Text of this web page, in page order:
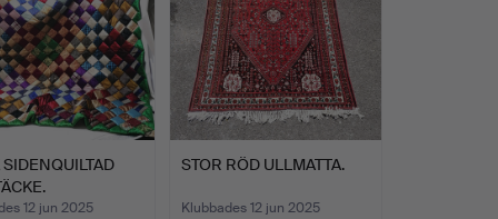
12 jun 2025
STOR RÖD ULLMATTA.
Klubbades 12 jun 2025